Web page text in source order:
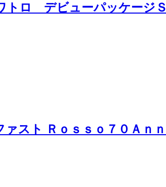
トロ デビューパッケー
ァスト Ｒｏｓｓｏ７０Ａ